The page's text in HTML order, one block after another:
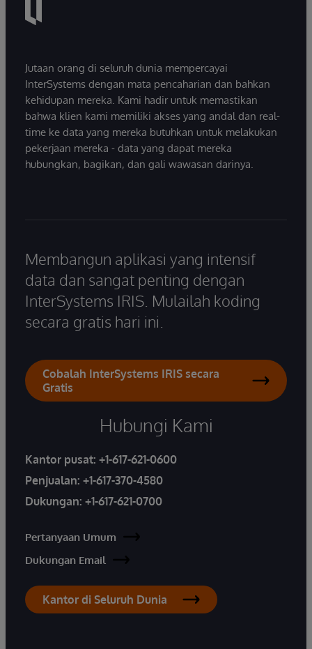
Jutaan orang di seluruh dunia mempercayai
InterSystems dengan mata pencaharian dan bahkan
kehidupan mereka. Kami hadir untuk memastikan
bahwa klien kami memiliki akses yang andal dan real-
time ke data yang mereka butuhkan untuk melakukan
pekerjaan mereka - data yang dapat mereka
hubungkan, bagikan, dan gali wawasan darinya.
Membangun aplikasi yang intensif
data dan sangat penting dengan
InterSystems IRIS. Mulailah koding
secara gratis hari ini.
Cobalah InterSystems IRIS secara
Gratis
Hubungi Kami
Kantor pusat: +1-617-621-0600
Penjualan: +1-617-370-4580
Dukungan: +1-617-621-0700
Pertanyaan Umum
Dukungan Email
Kantor di Seluruh Dunia